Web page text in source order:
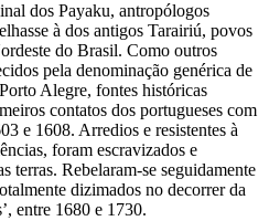
dos Payaku, antropólogos
à dos antigos Tarairiú, povos
do Brasil. Como outros
pela denominação genérica de
Alegre, fontes históricas
contatos dos portugueses com
e 1608. Arredios e resistentes à
foram escravizados e
terras. Rebelaram-se seguidamente
dizimados no decorrer da
entre 1680 e 1730.